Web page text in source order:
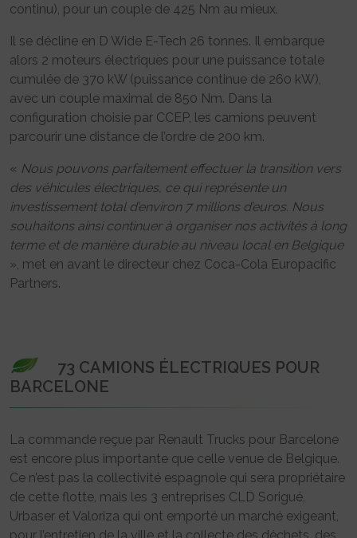
continu), pour un couple de 425 Nm au mieux.
Il se décline en D Wide E-Tech 26 tonnes. Il embarque
alors 2 moteurs électriques pour une puissance totale
cumulée de 370 kW (puissance continue de 260 kW),
avec un couple maximal de 850 Nm. Dans la
configuration choisie par CCEP, les camions peuvent
parcourir une distance de l’ordre de 200 km.
« Nous pouvons parfaitement effectuer la transition vers
des véhicules électriques, ce qui représente un
investissement total d’environ 7 millions d’euros. Nous
souhaitons ainsi continuer à organiser nos activités à long
terme et de manière durable au niveau local en Belgique
», met en avant le directeur chez Coca-Cola Europacific
Partners.
73 CAMIONS ÉLECTRIQUES POUR
BARCELONE
La commande reçue par Renault Trucks pour Barcelone
est encore plus importante que celle venue de Belgique.
Ce n’est pas la collectivité espagnole qui sera propriétaire
de cette flotte, mais les 3 entreprises CLD Sorigué,
Urbaser et Valoriza qui ont emporté un marché exigeant,